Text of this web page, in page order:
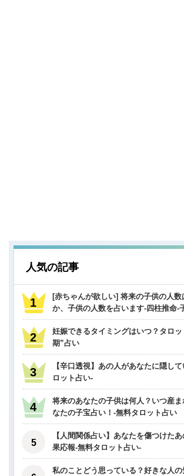
人気の記事
[赤ちゃんが欲しい] 将来の子供の人
か、子供の人数を占います-四柱推命-
妊娠できるタイミングはいつ？タロッ
期”占い
【辛口透視】あの人があなたに隠し
ロット占い-
将来のあなたの子供は何人？いつ産
なたの子宝占い！-無料タロット占い
【人間関係占い】あなたを傷つけた
果応報-無料タロット占い-
私のことどう思っている？好きな人